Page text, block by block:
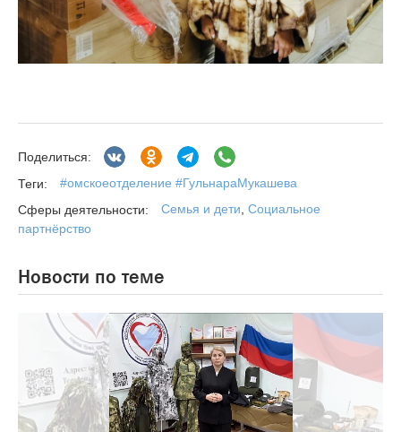
Поделиться:
Теги:
#омскоеотделение #ГульнараМукашева
Сферы деятельности:
Семья и дети Социальное
партнёрство
Новости по теме